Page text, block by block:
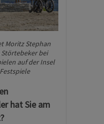
Moritz Stephan
bei
auf der Insel
hat Sie am